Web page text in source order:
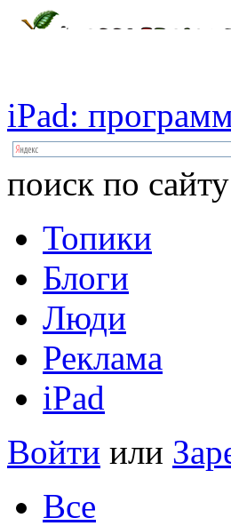
iPad:
поиск по сайту
Топики
Блоги
Люди
Реклама
iPad
Войти или
Все